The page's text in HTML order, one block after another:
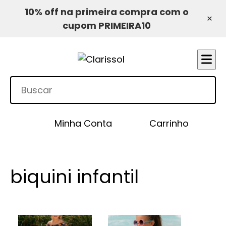
10% off na primeira compra com o
cupom PRIMEIRA10
×
Minha Conta Carrinho
biquini infantil
Este Este